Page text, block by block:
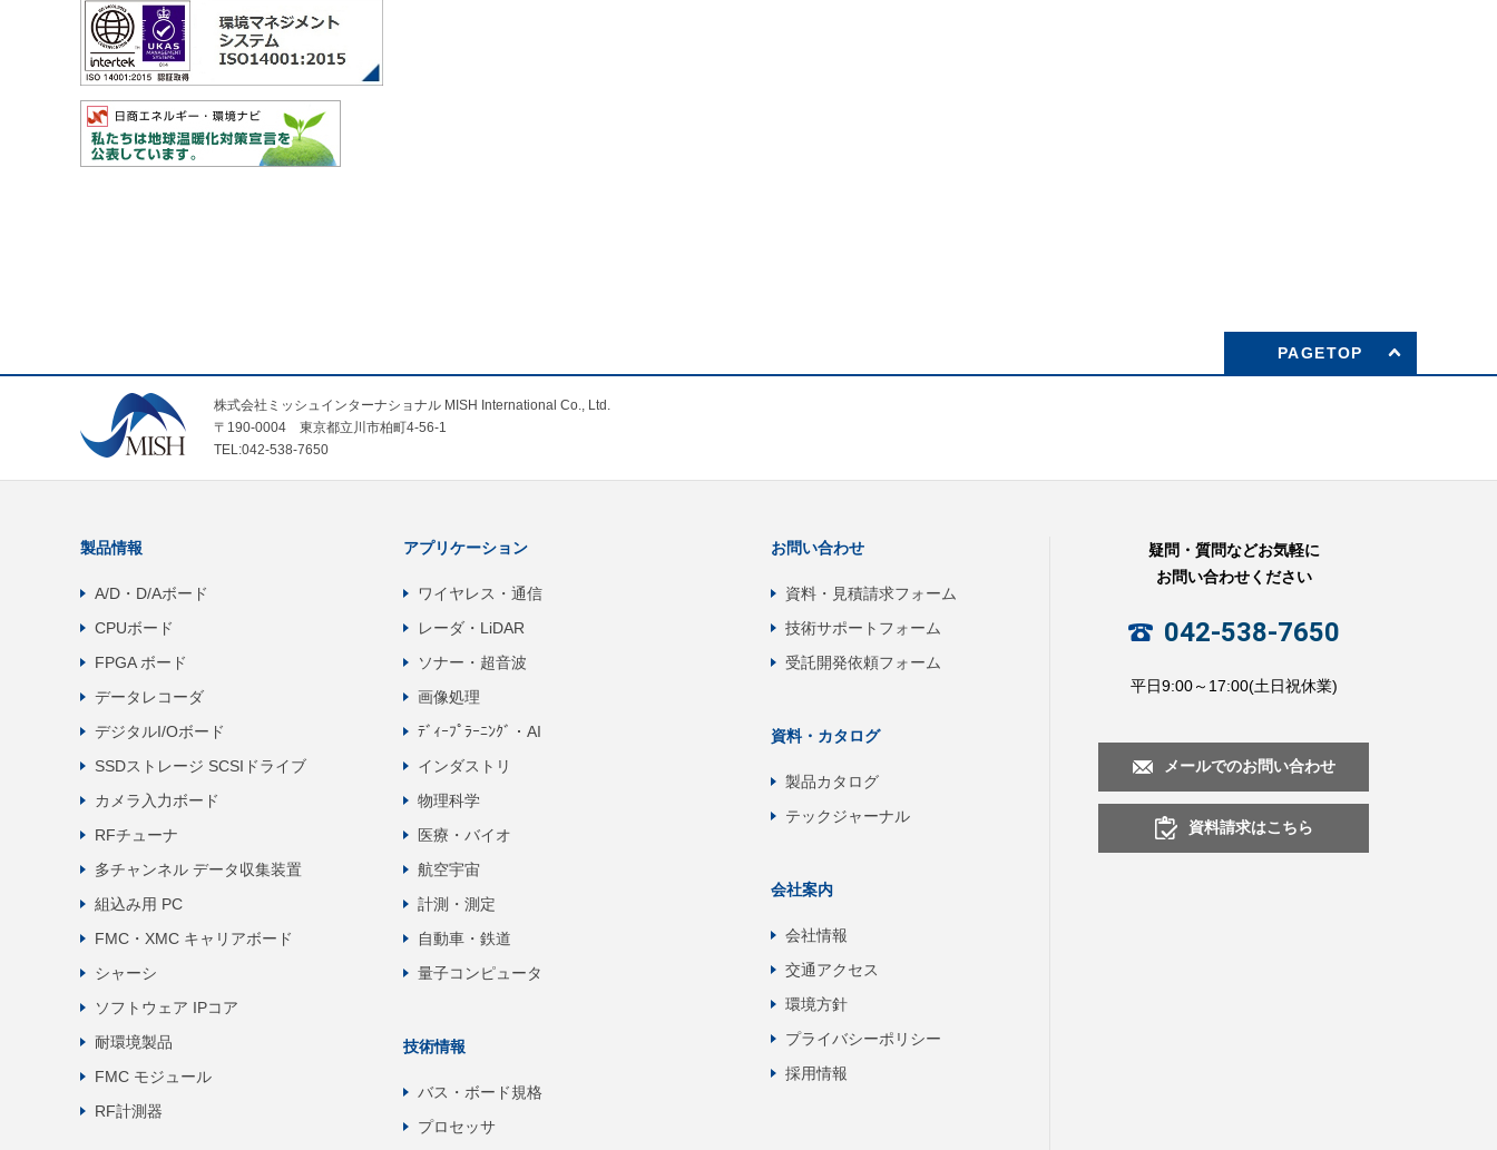
PAGETOP
株式会社ミッシュインターナショナル MISH International Co., Ltd.
〒190-0004 東京都立川市柏町4-56-1
TEL:042-538-7650
製品情報
A/D・D/Aボード
CPUボード
FPGA ボード
データレコーダ
デジタルI/Oボード
SSDストレージ SCSIドライブ
カメラ入力ボード
RFチューナ
多チャンネル データ収集装置
組込み用 PC
FMC・XMC キャリアボード
シャーシ
ソフトウェア IPコア
耐環境製品
FMC モジュール
RF計測器
アプリケーション
ワイヤレス・通信
レーダ・LiDAR
ソナー・超音波
画像処理
ﾃﾞｨｰﾌﾟﾗｰﾆﾝｸﾞ・AI
インダストリ
物理科学
医療・バイオ
航空宇宙
計測・測定
自動車・鉄道
量子コンピュータ
技術情報
バス・ボード規格
プロセッサ
お問い合わせ
資料・見積請求フォーム
技術サポートフォーム
受託開発依頼フォーム
資料・カタログ
製品カタログ
テックジャーナル
会社案内
会社情報
交通アクセス
環境方針
プライバシーポリシー
採用情報
疑問・質問などお気軽に
お問い合わせください
042-538-7650
平日9:00～17:00(土日祝休業)
メールでのお問い合わせ
資料請求はこちら